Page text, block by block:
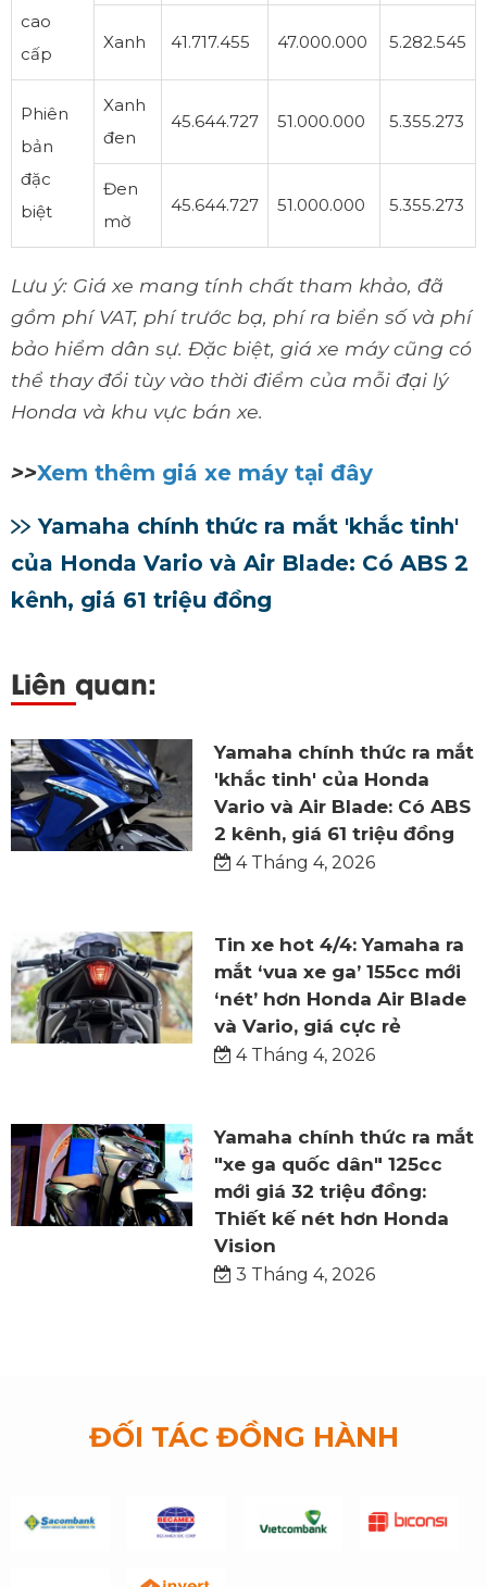
cao
cấp
Xanh 41.717.455 47.000.000 5.282.545
Phiên
bản
đặc
biệt
Xanh
đen
45.644.727 51.000.000 5.355.273
Đen
mờ
45.644.727 51.000.000 5.355.273
Lưu ý: Giá xe mang tính chất tham khảo, đã
gồm phí VAT, phí trước bạ, phí ra biển số và phí
bảo hiểm dân sự. Đặc biệt, giá xe máy cũng có
thể thay đổi tùy vào thời điểm của mỗi đại lý
Honda và khu vực bán xe.
>>Xem thêm giá xe máy tại đây
Yamaha chính thức ra mắt 'khắc tinh'
của Honda Vario và Air Blade: Có ABS 2
kênh, giá 61 triệu đồng
Liên quan:
Yamaha chính thức ra mắt
'khắc tinh' của Honda
Vario và Air Blade: Có ABS
2 kênh, giá 61 triệu đồng
4 Tháng 4, 2026
Tin xe hot 4/4: Yamaha ra
mắt ‘vua xe ga’ 155cc mới
‘nét’ hơn Honda Air Blade
và Vario, giá cực rẻ
4 Tháng 4, 2026
Yamaha chính thức ra mắt
"xe ga quốc dân" 125cc
mới giá 32 triệu đồng:
Thiết kế nét hơn Honda
Vision
3 Tháng 4, 2026
ĐỐI TÁC ĐỒNG HÀNH